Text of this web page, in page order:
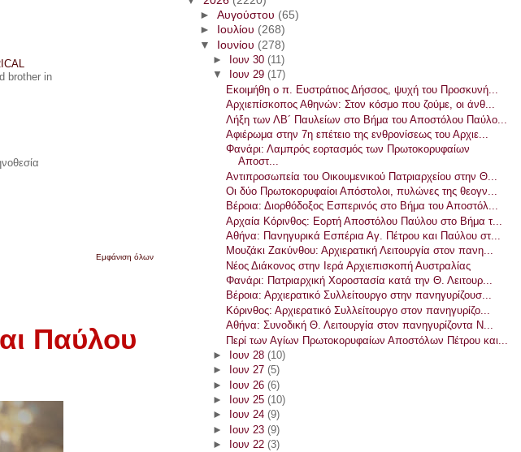
brother in
Εμφάνιση όλων
Παύλου
► Αυγούστου (65)
►
Ιουλίου (268)
▼ Ιουνίου (278)
►
Ιουν 30 (11)
▼
Ιουν 29 (17)
Εκοιμήθη ο π. Ευστράτιος Δήσσος, ψυχή του Προσκυνή...
Αρχιεπίσκοπος Αθηνών: Στον κόσμο που ζούμε, οι άνθ...
Λήξη των ΛΒ´ Παυλείων στο Βήμα του Αποστόλου Παύλο...
Αφιέρωμα στην 7η επέτειο της ενθρονίσεως του Αρχιε...
Φανάρι: Λαμπρός εορτασμός των Πρωτοκορυφαίων
Αποστ...
Αντιπροσωπεία του Οικουμενικού Πατριαρχείου στην Θ...
Οι δύο Πρωτοκορυφαίοι Απόστολοι, πυλώνες της θεογν...
Βέροια: Διορθόδοξος Εσπερινός στο Βήμα του Αποστόλ...
Αρχαία Κόρινθος: Εορτή Αποστόλου Παύλου στο Βήμα τ...
Αθήνα: Πανηγυρικά Εσπέρια Αγ. Πέτρου και Παύλου στ...
Μουζάκι Ζακύνθου: Αρχιερατική Λειτουργία στον πανη...
Νέος Διάκονος στην Ιερά Αρχιεπισκοπή Αυστραλίας
Φανάρι: Πατριαρχική Χοροστασία κατά την Θ. Λειτουρ...
Βέροια: Αρχιερατικό Συλλείτουργο στην πανηγυρίζουσ...
Κόρινθος: Αρχιερατικό Συλλείτουργο στον πανηγυρίζο...
Αθήνα: Συνοδική Θ. Λειτουργία στον πανηγυρίζοντα Ν...
Περί των Αγίων Πρωτοκορυφαίων Αποστόλων Πέτρου και...
►
Ιουν 28 (10)
►
Ιουν 27 (5)
► Ιουν 26 (6)
►
Ιουν 25 (10)
►
Ιουν 24 (9)
► Ιουν 23 (9)
►
Ιουν 22 (3)